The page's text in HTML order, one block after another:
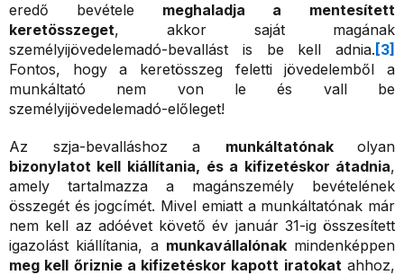
eredő bevétele meghaladja a
mentesített
keretösszeget, akkor saját magának
személyijövedelemadó-bevallást is be kell adnia. [3]
Fontos, hogy a keretösszeg feletti jövedelemből a
munkáltató nem von le és vall be
személyijövedelemadó-előleget!
Az szja-bevalláshoz a munkáltatónak olyan
bizonylatot kell kiállítania, és a kifizetéskor átadnia,
amely tartalmazza a magánszemély bevételének
összegét és jogcímét. Mivel emiatt a munkáltatónak már
nem kell az adóévet követő év január 31-ig összesített
igazolást kiállítania, a munkavállalónakmindenképpen
meg kell őriznie a kifizetéskor kapott iratokatahhoz,